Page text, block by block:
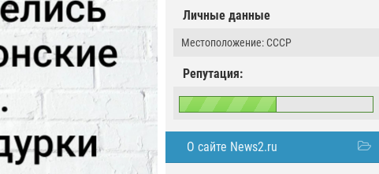
Личные данные
Местоположение: СССР
Репутация:
О сайте News2.ru